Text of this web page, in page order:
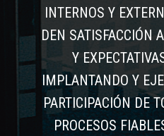
INTERNOS Y
DEN SATISFACCIÓN
Y
IMPLANTANDO Y
PARTICIPACIÓN DE
PROCESOS